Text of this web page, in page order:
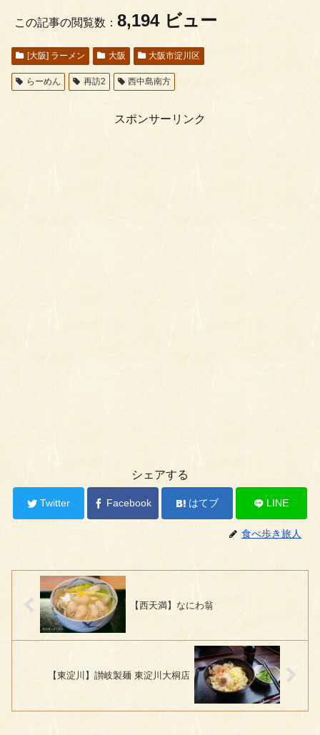
この記事の閲覧数： 8,194 ビュー
[大阪] ラーメン 大阪 大阪市淀川区
らーめん 再訪2 西中島南方
スポンサーリンク
シェアする
Twitter Facebook はてブ LINE
食べ歩き旅人
【西天満】なにわ翁
【東淀川】讃岐製麺 東淀川大桐店